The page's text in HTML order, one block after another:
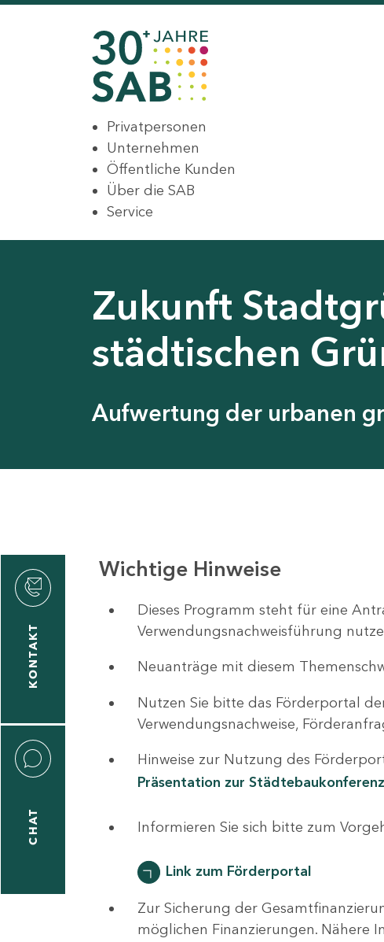
Privatpersonen
Unternehmen
Öffentliche Kunden
Über die SAB
Service
Zukunft
städtischen
Aufwertung der urbanen
KONTAKT
CHAT
Wichtige Hinweise
Dieses Programm steht für eine
Verwendungsnachweisführung
Neuanträge mit diesem
Nutzen Sie bitte das Förderportal
Verwendungsnachweise,
Hinweise zur Nutzung des
Präsentation zur
Informieren Sie sich bitte zum
Link zum Förderportal
Zur Sicherung der
möglichen Finanzierungen. Nähere